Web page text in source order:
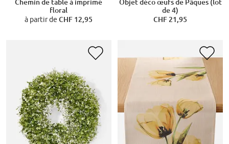
Chemin de table à imprimé
floral
à partir deCHF 12,95
Objet déco œufs de Pâques (lot
de 4)
CHF 21,95